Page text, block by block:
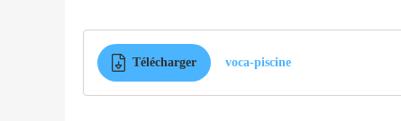
Télécharger voca-piscine